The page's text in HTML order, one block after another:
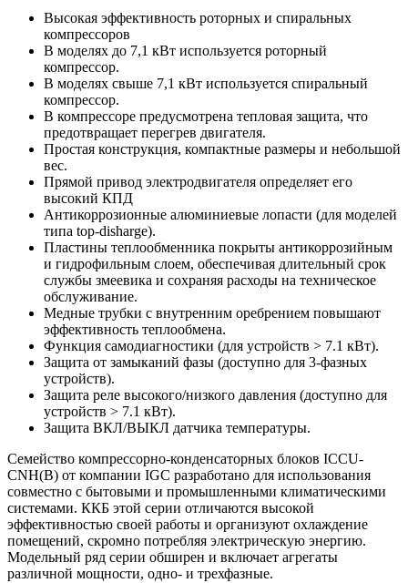
Высокая эффективность роторных и спиральных
компрессоров
В моделях до 7,1 кВт используется роторный
компрессор.
В моделях свыше 7,1 кВт используется спиральный
компрессор.
В компрессоре предусмотрена тепловая защита, что
предотвращает перегрев двигателя.
Простая конструкция, компактные размеры и небольшой
вес.
Прямой привод электродвигателя определяет его
высокий КПД
Антикоррозионные алюминиевые лопасти (для моделей
типа top-disharge).
Пластины теплообменника покрыты антикоррозийным
и гидрофильным слоем, обеспечивая длительный срок
службы змеевика и сохраняя расходы на техническое
обслуживание.
Медные трубки с внутренним оребрением повышают
эффективность теплообмена.
Функция самодиагностики (для устройств > 7.1 кВт).
Защита от замыканий фазы (доступно для 3-фазных
устройств).
Защита реле высокого/низкого давления (доступно для
устройств > 7.1 кВт).
Защита ВКЛ/ВЫКЛ датчика температуры.
Семейство компрессорно-конденсаторных блоков ICCU-
CNH(B) от компании IGC разработано для использования
совместно с бытовыми и промышленными климатическими
системами. ККБ этой серии отличаются высокой
эффективностью своей работы и организуют охлаждение
помещений, скромно потребляя электрическую энергию.
Модельный ряд серии обширен и включает агрегаты
различной мощности, одно- и трехфазные.